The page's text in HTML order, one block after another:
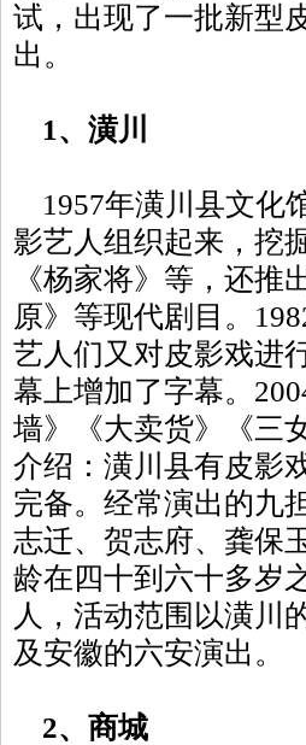
试，出现了一批新型
出。
1、潢川
1957年潢川县文化
影艺人组织起来，挖
《杨家将》等，还
原》等现代剧目。
艺人们又对皮影戏进
幕上增加了字幕。
墙》《大卖货》《三
介绍：潢川县有皮影
完备。经常演出的九
志迁、贺志府、龚保
龄在四十到六十多岁
人，活动范围以潢川
及安徽的六安演出。
2、商城